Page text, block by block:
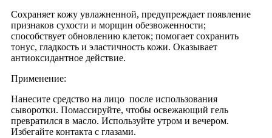
Сохраняет кожу увлажненной, предупреждает появление
признаков сухости и морщин обезвоженности;
способствует обновлению клеток; помогает сохранить
тонус, гладкость и эластичность кожи. Оказывает
антиоксидантное действие.
Применение:
Нанесите средство на лицо после использования
сыворотки. Помассируйте, чтобы освежающий гель
превратился в масло. Используйте утром и вечером.
Избегайте контакта с глазами.